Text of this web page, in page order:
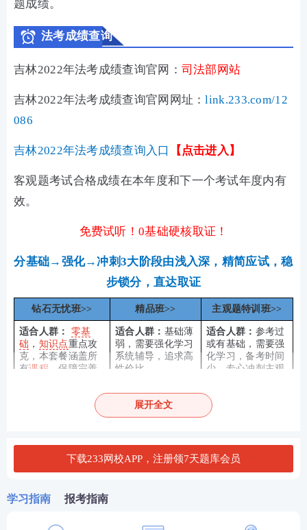
题成绩。
法考成绩查询
吉林2022年法考成绩查询官网： 司法部网站
吉林2022年法考成绩查询官网网址：link.233.com/12
086
吉林2022年法考成绩查询入口 【点击进入】
客观题考试合格成绩在本年度和下一个考试年度内有
效。
免费试听！0基础硬核取证！
分基础→强化→冲刺3大阶段由浅入深，精简应试，稳
步锁分，直达取证
钻石无忧班>> 精品班>> 主观题特训班>>
适合人群： 零基
础 ， 知识点重点攻
克，本套餐涵盖所
有课程 ，保障完善
适合人群： 基础薄
弱，需要强化学习
系统辅导，追求高
性价比
适合人群： 参考过
或有基础，需要强
化学习，备考时间
少，专心冲刺主观
法考报名时间】【 报考条件
：【包邮免费送纸质教辅】【2021-2018年
展开全文
下载233网校APP，注册领7天题库会员
学习指南 报考指南